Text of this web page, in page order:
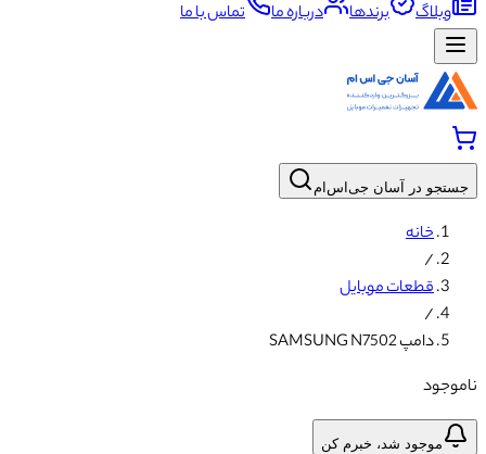
وبلاگ برندها درباره ما تماس با ما
جستجو در آسان جی‌اس‌ام
خانه
/
قطعات موبایل
/
دامپ SAMSUNG N7502
ناموجود
موجود شد، خبرم کن